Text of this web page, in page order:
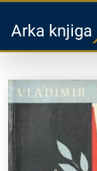
Arka knjiga